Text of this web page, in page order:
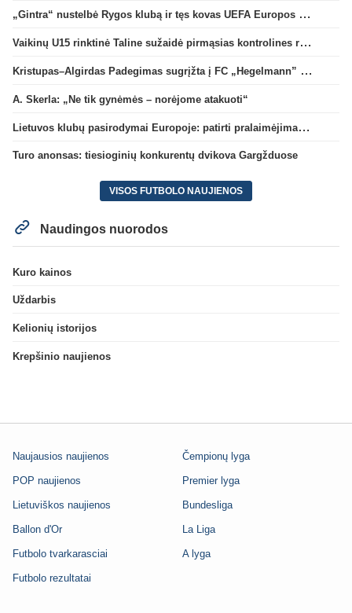
„Gintra“ nustelbė Rygos klubą ir tęs kovas UEFA Europos taurės atrankoje
Vaikinų U15 rinktinė Taline sužaidė pirmąsias kontrolines rungtynes
Kristupas–Algirdas Padegimas sugrįžta į FC „Hegelmann” B sudėtį
A. Skerla: „Ne tik gynėmės – norėjome atakuoti“
Lietuvos klubų pasirodymai Europoje: patirti pralaimėjimai Kroatijos atstovams
Turo anonsas: tiesioginių konkurentų dvikova Gargžduose
VISOS FUTBOLO NAUJIENOS
Naudingos nuorodos
Kuro kainos
Uždarbis
Kelionių istorijos
Krepšinio naujienos
Naujausios naujienos
POP naujienos
Lietuviškos naujienos
Ballon d'Or
Futbolo tvarkarasciai
Futbolo rezultatai
Čempionų lyga
Premier lyga
Bundesliga
La Liga
A lyga